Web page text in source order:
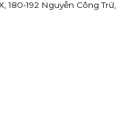
180-192 Nguyễn Công Trứ,